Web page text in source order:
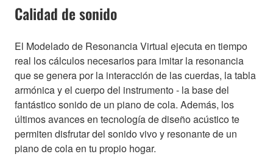
Calidad de sonido
El Modelado de Resonancia Virtual ejecuta en tiempo
real los cálculos necesarios para imitar la resonancia
que se genera por la interacción de las cuerdas, la tabla
armónica y el cuerpo del instrumento - la base del
fantástico sonido de un piano de cola. Además, los
últimos avances en tecnología de diseño acústico te
permiten disfrutar del sonido vivo y resonante de un
piano de cola en tu propio hogar.